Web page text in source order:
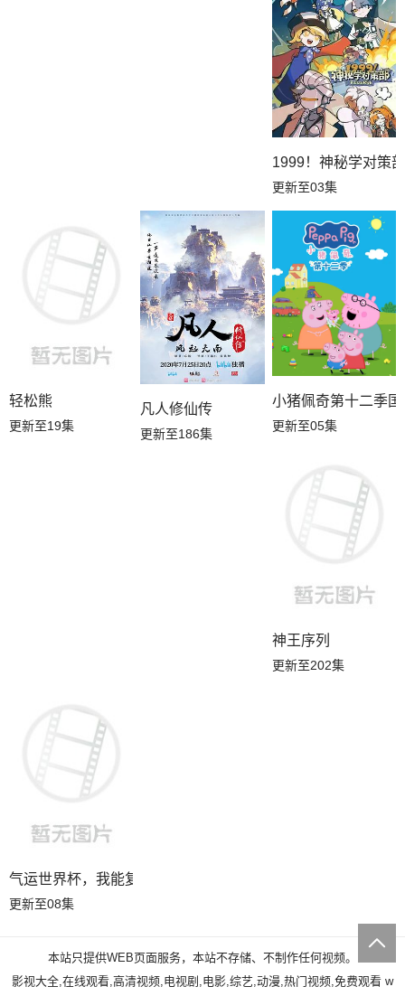
1999！神秘学对策
更新至03集
轻松熊
更新至19集
凡人修仙传
更新至186集
小猪佩奇第十二季国
更新至05集
神王序列
更新至202集
气运世界杯，我能复制所有球星技能
更新至08集
本站只提供WEB页面服务，本站不存储、不制作任何视频。
影视大全,在线观看,高清视频,电视剧,电影,综艺,动漫,热门视频,免费观看 w